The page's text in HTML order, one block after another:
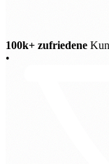
100k+ zufriedene
•